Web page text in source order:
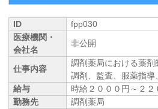
ID
fpp030
医療機関・
会社名
非公開
仕事内容
調剤薬局における薬剤
調剤、監査、服薬指導
給与
時給２０００円～２２
勤務先
調剤薬局